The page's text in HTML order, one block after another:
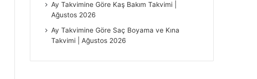
Ay Takvimine Göre Kaş Bakım Takvimi |
Ağustos 2026
Ay Takvimine Göre Saç Boyama ve Kına
Takvimi | Ağustos 2026